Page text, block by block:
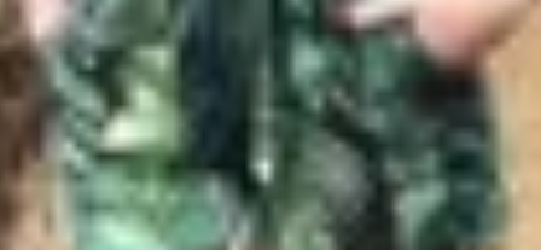
navigation
CONTRIBUTION À PROPOS
Quelle douceur... 3 369 vues